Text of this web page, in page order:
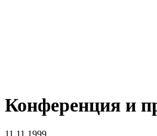
Конференция и